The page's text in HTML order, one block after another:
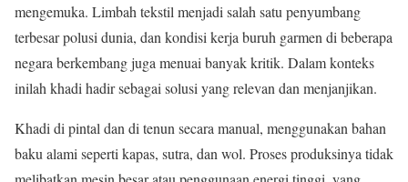
mengemuka. Limbah tekstil menjadi salah satu penyumbang
terbesar polusi dunia, dan kondisi kerja buruh garmen di beberapa
negara berkembang juga menuai banyak kritik. Dalam konteks
inilah khadi hadir sebagai solusi yang relevan dan menjanjikan.
Khadi di pintal dan di tenun secara manual, menggunakan bahan
baku alami seperti kapas, sutra, dan wol. Proses produksinya tidak